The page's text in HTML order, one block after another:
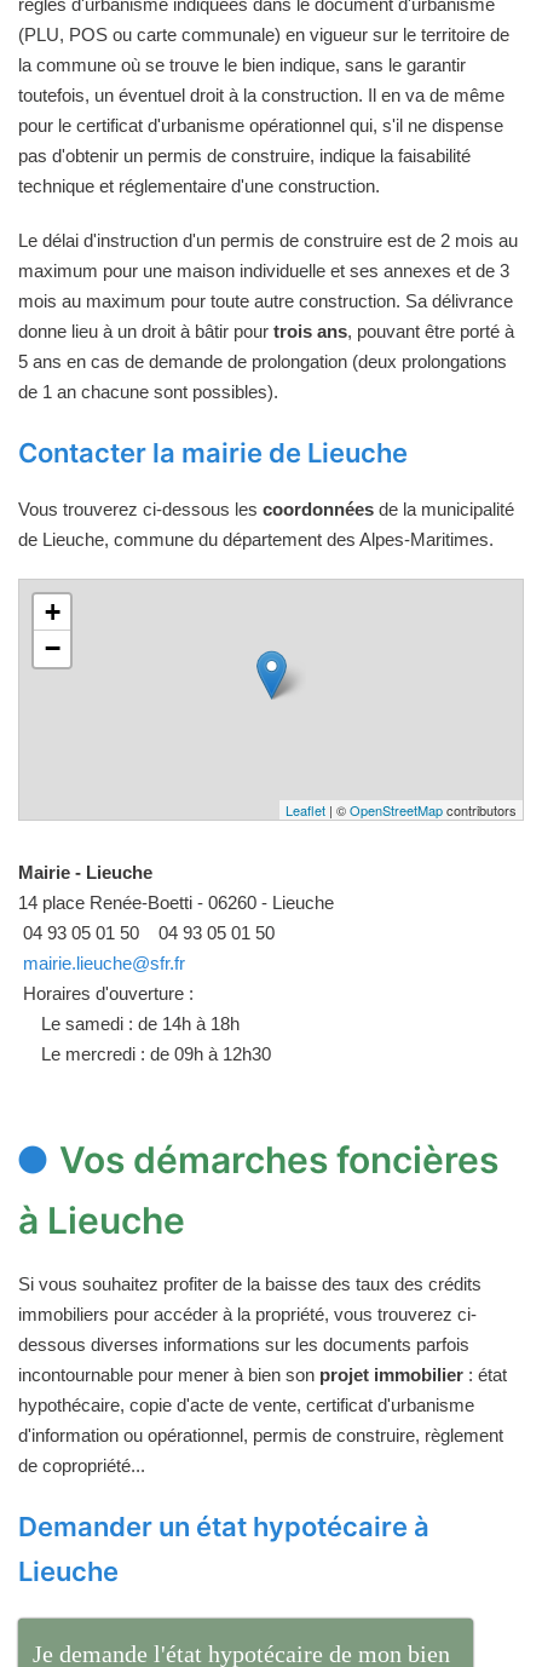
(PLU, POS ou carte communale) en vigueur sur le territoire de
la commune où se trouve le bien indique, sans le garantir
toutefois, un éventuel droit à la construction. Il en va de même
pour le certificat d'urbanisme opérationnel qui, s'il ne dispense
pas d'obtenir un permis de construire, indique la faisabilité
technique et réglementaire d'une construction.
Le délai d'instruction d'un permis de construire est de 2 mois au
maximum pour une maison individuelle et ses annexes et de 3
mois au maximum pour toute autre construction. Sa délivrance
donne lieu à un droit à bâtir pour trois ans, pouvant être porté à
5 ans en cas de demande de prolongation (deux prolongations
de 1 an chacune sont possibles).
Contacter la mairie de Lieuche
Vous trouverez ci-dessous les coordonnées de la municipalité
de Lieuche, commune du département des Alpes-Maritimes.
+
−
Leaflet | ©OpenStreetMapcontributors
Mairie - Lieuche
14 place Renée-Boetti - 06260 - Lieuche
04 93 05 01 50
04 93 05 01 50
mairie.lieuche@sfr.fr
Horaires d'ouverture :
Le samedi : de 14h à 18h
Le mercredi : de 09h à 12h30
Vos démarches foncières
à Lieuche
Si vous souhaitez profiter de la baisse des taux des crédits
immobiliers pour accéder à la propriété, vous trouverez ci-
dessous diverses informations sur les documents parfois
incontournable pour mener à bien son projet immobilier : état
hypothécaire, copie d'acte de vente, certificat d'urbanisme
d'information ou opérationnel, permis de construire, règlement
de copropriété...
Demander un état hypotécaire à
Lieuche
Je demande l'état hypotécaire de mon bien